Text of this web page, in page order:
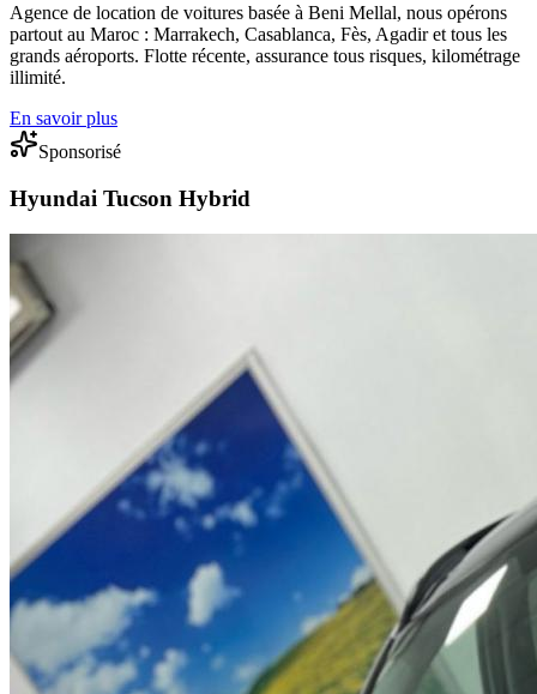
Agence de location de voitures basée à Beni Mellal, nous opérons
partout au Maroc : Marrakech, Casablanca, Fès, Agadir et tous les
grands aéroports. Flotte récente, assurance tous risques, kilométrage
illimité.
En savoir plus
Sponsorisé
Hyundai Tucson Hybrid